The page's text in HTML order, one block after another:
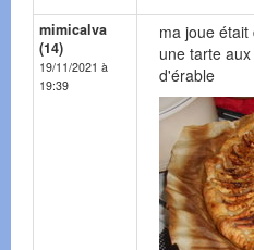
mimicalva
(14)
19/11/2021 à
19:39
ma joue
une tarte
d'érable